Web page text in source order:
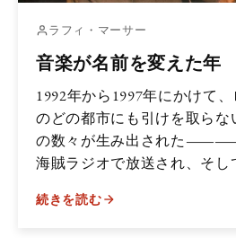
ラフィ・マーサー
音楽が名前を変えた年
1992年から1997年にかけて
のどの都市にも引けを取らな
の数々が生み出された――
海賊ラジオで放送され、そ
続きを読む